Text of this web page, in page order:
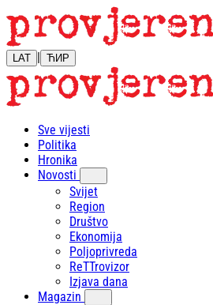
LAT | ЋИР
Sve vijesti
Politika
Hronika
Novosti
Svijet
Region
Društvo
Ekonomija
Poljoprivreda
ReTTrovizor
Izjava dana
Magazin